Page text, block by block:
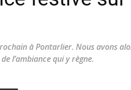
:
à Pontarlier. Nous avons
l’ambiance qui y règne.